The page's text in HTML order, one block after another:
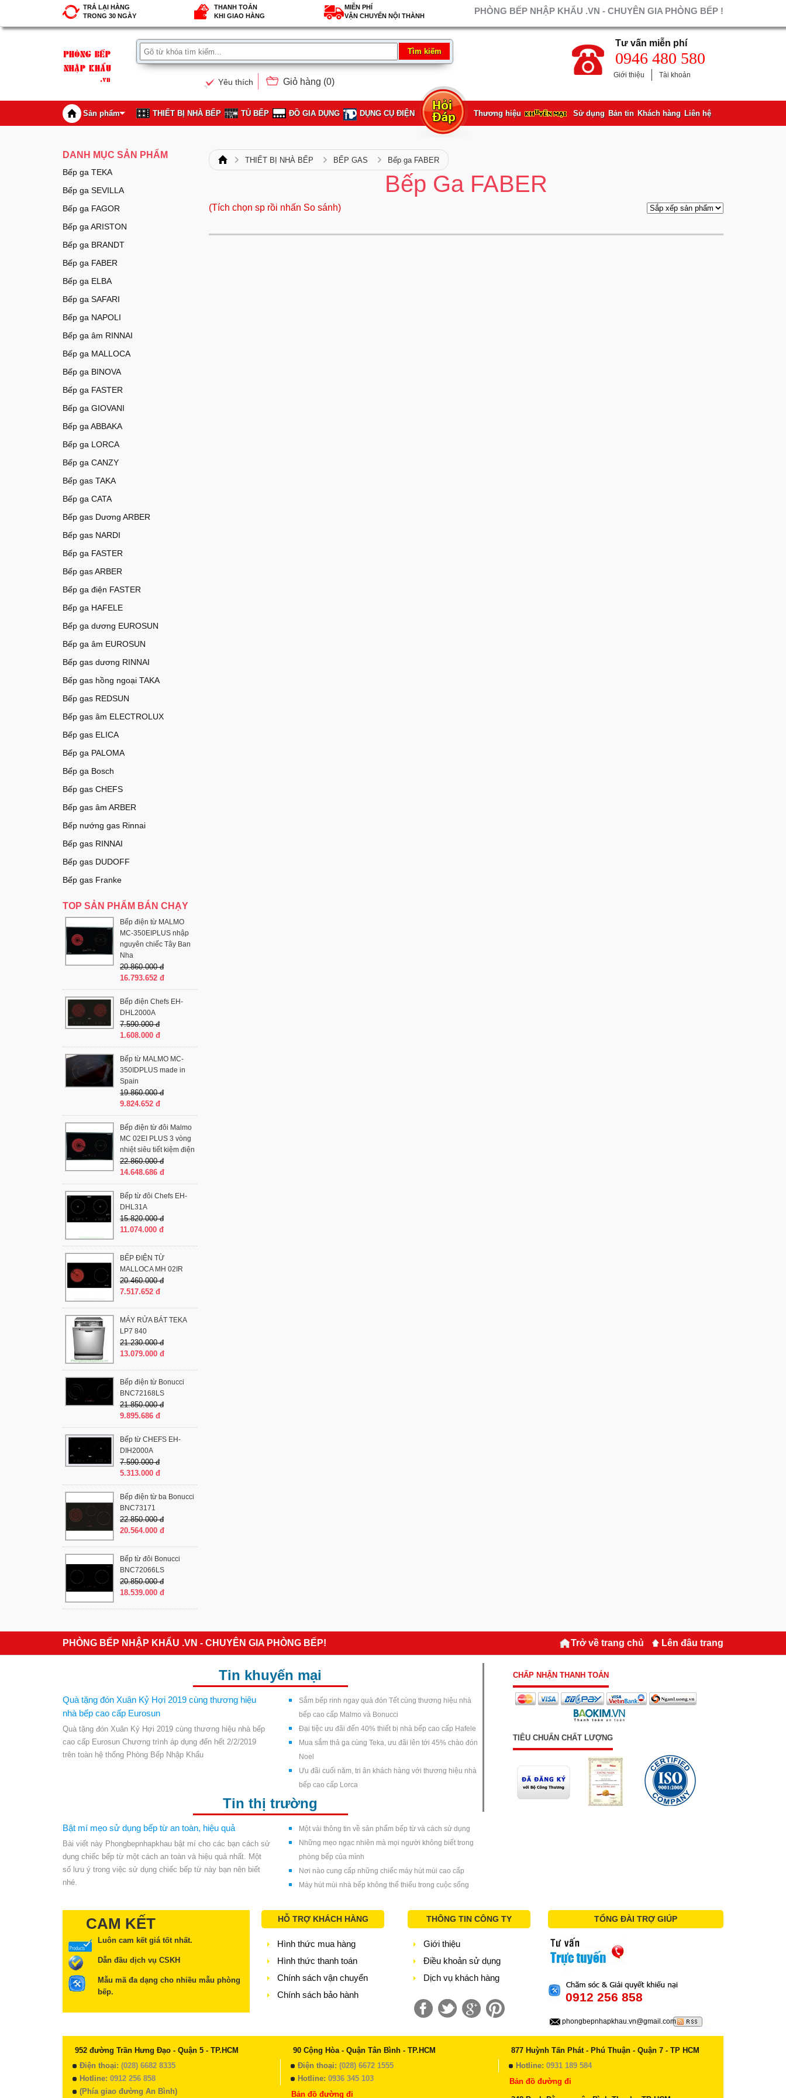
TRẢ LẠI HÀNG
TRONG 30 NGÀY
THANH TOÁN
KHI GIAO HÀNG
MIỄN PHÍ
VẬN CHUYỂN NỘI THÀNH
PHÒNG BẾP NHẬP KHẨU .VN - CHUYÊN GIA PHÒNG BẾP !
Giỏ hàng (0)
Yêu thích
Tư vấn miễn phí
0946 480 580
Giới thiệu Tài khoản
Sản phẩm THIẾT BỊ NHÀ BẾP TỦ BẾP ĐỒ GIA DỤNG DỤNG CỤ ĐIỆN Thương hiệu Sử dụng Bản tin Khách hàng Liên hệ
THIẾT BỊ NHÀ BẾP BẾP GAS Bếp ga FABER
Bếp Ga FABER
(Tích chọn sp rồi nhấn So sánh)
DANH MỤC SẢN PHẨM
Bếp ga TEKA
Bếp ga SEVILLA
Bếp ga FAGOR
Bếp ga ARISTON
Bếp ga BRANDT
Bếp ga FABER
Bếp ga ELBA
Bếp ga SAFARI
Bếp ga NAPOLI
Bếp ga âm RINNAI
Bếp ga MALLOCA
Bếp ga BINOVA
Bếp ga FASTER
Bếp ga GIOVANI
Bếp ga ABBAKA
Bếp ga LORCA
Bếp ga CANZY
Bếp gas TAKA
Bếp ga CATA
Bếp gas Dương ARBER
Bếp gas NARDI
Bếp ga FASTER
Bếp gas ARBER
Bếp ga điện FASTER
Bếp ga HAFELE
Bếp ga dương EUROSUN
Bếp ga âm EUROSUN
Bếp gas dương RINNAI
Bếp gas hồng ngoại TAKA
Bếp gas REDSUN
Bếp gas âm ELECTROLUX
Bếp gas ELICA
Bếp ga PALOMA
Bếp ga Bosch
Bếp gas CHEFS
Bếp gas âm ARBER
Bếp nướng gas Rinnai
Bếp gas RINNAI
Bếp gas DUDOFF
Bếp gas Franke
TOP SẢN PHẨM BÁN CHẠY
Bếp điện từ MALMO
MC-350EIPLUS nhập
nguyên chiếc Tây Ban
Nha
20.860.000 đ
16.793.652 đ
Bếp điện Chefs EH-
DHL2000A
7.590.000 đ
1.608.000 đ
Bếp từ MALMO MC-
350IDPLUS made in
Spain
19.860.000 đ
9.824.652 đ
Bếp điện từ đôi Malmo
MC 02EI PLUS 3 vòng
nhiệt siêu tiết kiệm điện
22.860.000 đ
14.648.686 đ
Bếp từ đôi Chefs EH-
DHL31A
15.820.000 đ
11.074.000 đ
BẾP ĐIỆN TỪ
MALLOCA MH 02IR
20.460.000 đ
7.517.652 đ
MÁY RỬA BÁT TEKA
LP7 840
21.230.000 đ
13.079.000 đ
Bếp điện từ Bonucci
BNC72168LS
21.850.000 đ
9.895.686 đ
Bếp từ CHEFS EH-
DIH2000A
7.590.000 đ
5.313.000 đ
Bếp điện từ ba Bonucci
BNC73171
22.850.000 đ
20.564.000 đ
Bếp từ đôi Bonucci
BNC72066LS
20.850.000 đ
18.539.000 đ
PHÒNG BẾP NHẬP KHẨU .VN - CHUYÊN GIA PHÒNG BẾP! Lên đâu trang
Trở về trang chủ
Tin khuyến mại
Quà tặng đón Xuân Kỷ Hợi 2019 cùng thương hiệu
nhà bếp cao cấp Eurosun
Quà tặng đón Xuân Kỷ Hợi 2019 cùng thương hiệu nhà bếp
cao cấp Eurosun Chương trình áp dụng đến hết 2/2/2019
trên toàn hệ thống Phòng Bếp Nhập Khẩu
Sắm bếp rinh ngay quà đón Tết cùng thương hiệu nhà
bếp cao cấp Malmo và Bonucci
Đại tiệc ưu đãi đến 40% thiết bị nhà bếp cao cấp Hafele
Mua sắm thả ga cùng Teka, ưu đãi lên tới 45% chào đón
Noel
Ưu đãi cuối năm, tri ân khách hàng với thương hiệu nhà
bếp cao cấp Lorca
Tin thị trường
Bật mí mẹo sử dụng bếp từ an toàn, hiệu quả
Bài viết này Phongbepnhapkhau bật mí cho các bạn cách sử
dụng chiếc bếp từ một cách an toàn và hiệu quả nhất. Một
số lưu ý trong việc sử dụng chiếc bếp từ này bạn nên biết
nhé.
Một vài thông tin về sản phẩm bếp từ và cách sử dụng
Những mẹo ngạc nhiên mà mọi người không biết trong
phòng bếp của mình
Nơi nào cung cấp những chiếc máy hút mùi cao cấp
Máy hút mùi nhà bếp không thể thiếu trong cuộc sống
CHẤP NHẬN THANH TOÁN
TIÊU CHUẨN CHẤT LƯỢNG
CAM KẾT
Luôn cam kết giá tốt nhất.
Dẫn đầu dịch vụ CSKH
Mẫu mã đa dạng cho nhiều mẫu phòng
bếp.
HỖ TRỢ KHÁCH HÀNG
Hình thức mua hàng
Hình thức thanh toán
Chính sách vận chuyển
Chính sách bảo hành
THÔNG TIN CÔNG TY
Giới thiệu
Điều khoản sử dụng
Dịch vụ khách hàng
TỔNG ĐÀI TRỢ GIÚP
0912 256 858
phongbepnhapkhau.vn@gmail.com
952 đường Trần Hưng Đạo - Quận 5 - TP.HCM
Điện thoại: (028) 6682 8335
Hotline: 0912 256 858
(Phía giao đường An Bình)
90 Cộng Hòa - Quận Tân Bình - TP.HCM
Điện thoại: (028) 6672 1555
Hotline: 0936 345 103
Bản đồ đường đi
877 Huỳnh Tấn Phát - Phú Thuận - Quận 7 - TP HCM
Hotline: 0931 189 584
Bản đồ đường đi